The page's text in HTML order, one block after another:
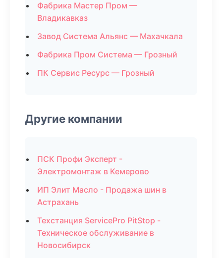
Фабрика Мастер Пром —
Владикавказ
Завод Система Альянс — Махачкала
Фабрика Пром Система — Грозный
ПК Сервис Ресурс — Грозный
Другие компании
ПСК Профи Эксперт -
Электромонтаж в Кемерово
ИП Элит Масло - Продажа шин в
Астрахань
Техстанция ServicePro PitStop -
Техническое обслуживание в
Новосибирск